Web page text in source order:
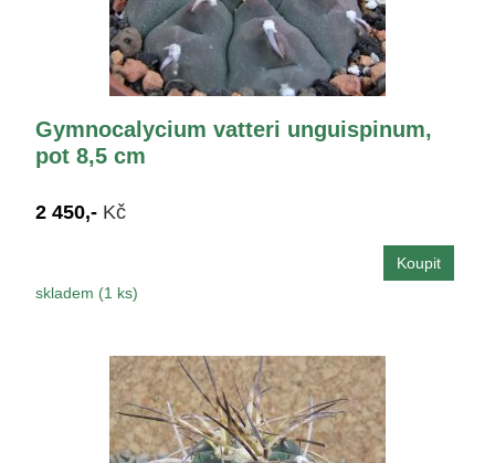
Gymnocalycium vatteri unguispinum,
pot 8,5 cm
2 450,- Kč
skladem (1 ks)